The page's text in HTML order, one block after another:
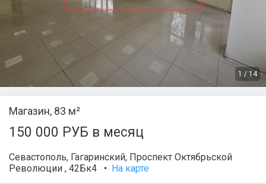
1 / 14
Магазин, 83 м²
150 000 РУБ в месяц
Севастополь, Гагаринский, Проспект Октябрьской
Революции , 42Бк4
• На карте